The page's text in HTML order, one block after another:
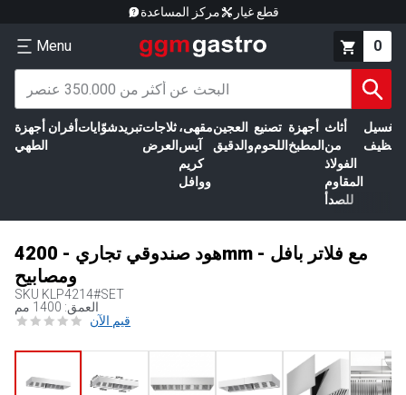
مركز المساعدة قطع غيار
Menu 0
أجهزة
الطهي
أفران شوّاياتتبريدثلاجات
العرض
مقهى،
آيس
كريم
ووافل
العجين
والدقيق
تصنيع
اللحوم
أجهزة
المطبخ
أثاث
من
الفولاذ
المقاوم
للصدأ
الغسيل
هود صندوقي تجاري - 4200mm - مع فلاتر بافل
ومصابيح
SKU KLP4214#SET
العمق: 1400 مم
قيم الآن